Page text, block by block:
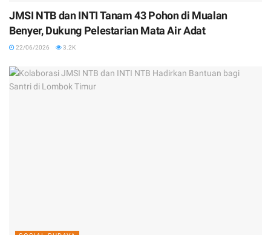
JMSI NTB dan INTI Tanam 43 Pohon di Mualan
Benyer, Dukung Pelestarian Mata Air Adat
22/06/2026 3.2K